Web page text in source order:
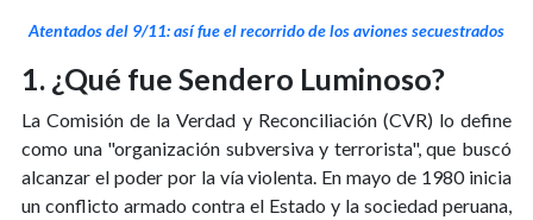
Atentados del 9/11: así fue el recorrido de los aviones secuestrados
1. ¿Qué fue Sendero Luminoso?
La Comisión de la Verdad y Reconciliación (CVR) lo define
como una "organización subversiva y terrorista", que buscó
alcanzar el poder por la vía violenta. En mayo de 1980 inicia
un conflicto armado contra el Estado y la sociedad peruana,